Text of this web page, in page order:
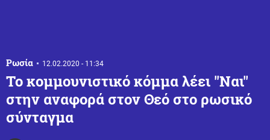
Ρωσία 12.02.2020 - 11:34
Το κομμουνιστικό κόμμα λέει ''Ναι''
στην αναφορά στον Θεό στο ρωσικό
σύνταγμα